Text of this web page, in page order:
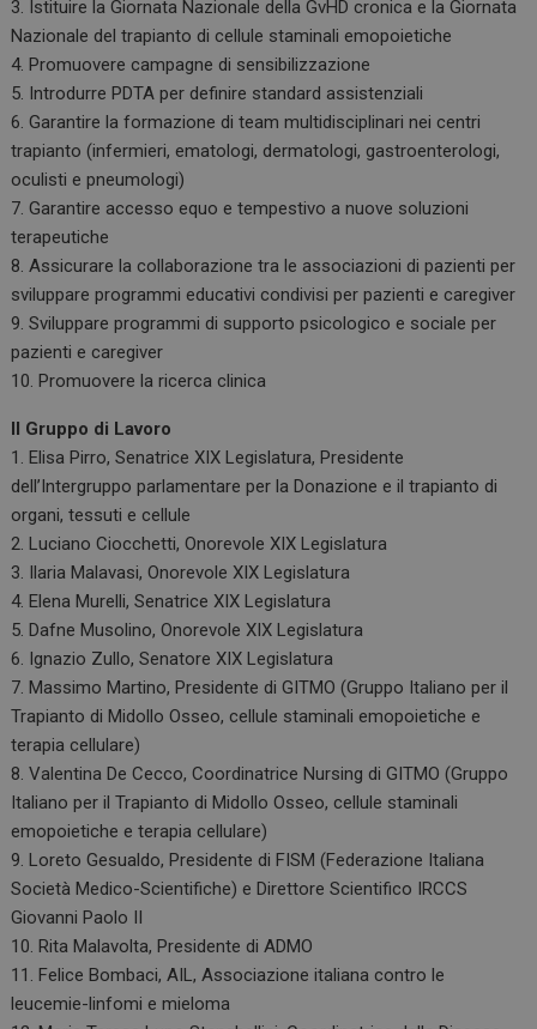
3. Istituire la Giornata Nazionale della GvHD cronica e la Giornata
Nazionale del trapianto di cellule staminali emopoietiche
4. Promuovere campagne di sensibilizzazione
5. Introdurre PDTA per definire standard assistenziali
6. Garantire la formazione di team multidisciplinari nei centri
trapianto (infermieri, ematologi, dermatologi, gastroenterologi,
oculisti e pneumologi)
7. Garantire accesso equo e tempestivo a nuove soluzioni
terapeutiche
8. Assicurare la collaborazione tra le associazioni di pazienti per
sviluppare programmi educativi condivisi per pazienti e caregiver
9. Sviluppare programmi di supporto psicologico e sociale per
pazienti e caregiver
10. Promuovere la ricerca clinica
Il Gruppo di Lavoro
1. Elisa Pirro, Senatrice XIX Legislatura, Presidente
dell’Intergruppo parlamentare per la Donazione e il trapianto di
organi, tessuti e cellule
2. Luciano Ciocchetti, Onorevole XIX Legislatura
3. Ilaria Malavasi, Onorevole XIX Legislatura
4. Elena Murelli, Senatrice XIX Legislatura
5. Dafne Musolino, Onorevole XIX Legislatura
6. Ignazio Zullo, Senatore XIX Legislatura
7. Massimo Martino, Presidente di GITMO (Gruppo Italiano per il
Trapianto di Midollo Osseo, cellule staminali emopoietiche e
terapia cellulare)
8. Valentina De Cecco, Coordinatrice Nursing di GITMO (Gruppo
Italiano per il Trapianto di Midollo Osseo, cellule staminali
emopoietiche e terapia cellulare)
9. Loreto Gesualdo, Presidente di FISM (Federazione Italiana
Società Medico-Scientifiche) e Direttore Scientifico IRCCS
Giovanni Paolo II
10. Rita Malavolta, Presidente di ADMO
11. Felice Bombaci, AIL, Associazione italiana contro le
leucemie-linfomi e mieloma